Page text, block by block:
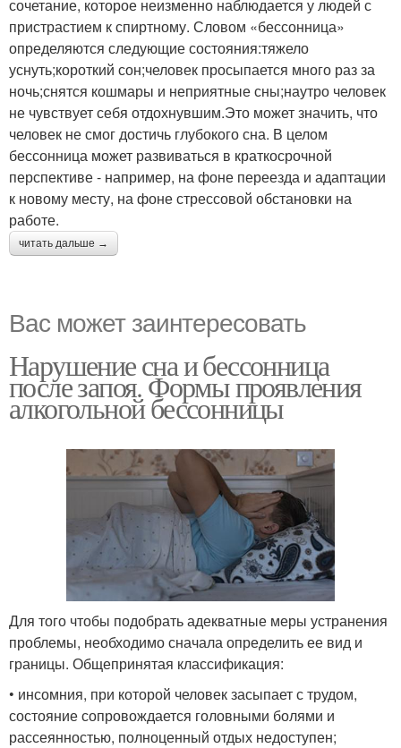
сочетание, которое неизменно наблюдается у людей с
пристрастием к спиртному. Словом «бессонница»
определяются следующие состояния:тяжело
уснуть;короткий сон;человек просыпается много раз за
ночь;снятся кошмары и неприятные сны;наутро человек
не чувствует себя отдохнувшим.Это может значить, что
человек не смог достичь глубокого сна. В целом
бессонница может развиваться в краткосрочной
перспективе - например, на фоне переезда и адаптации
к новому месту, на фоне стрессовой обстановки на
работе.
читать дальше →
Вас может заинтересовать
Нарушение сна и бессонница
после запоя. Формы проявления
алкогольной бессонницы
Для того чтобы подобрать адекватные меры устранения
проблемы, необходимо сначала определить ее вид и
границы. Общепринятая классификация:
• инсомния, при которой человек засыпает с трудом,
состояние сопровождается головными болями и
рассеянностью, полноценный отдых недоступен;